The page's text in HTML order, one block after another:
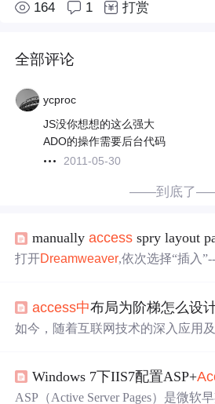
164 1 打赏
全部评论
ycproc
JS没你想想的这么强大
ADO的操作需要后台代码
2011-05-30
——到底了
manuallyaccess spry layout
打开Dreamweaver,依次选择“插入
ript
"&gt;&lt;/
access中布局为阶梯怎么设计_网页设
如今，随着互联网技术的深入应用
都应该掌握哪些必备的知识点呢？
L知识。 HTML，又叫做‘超文本标
Windows 7下IIS7配置ASP+
ASP（Active Server Pages）是微软